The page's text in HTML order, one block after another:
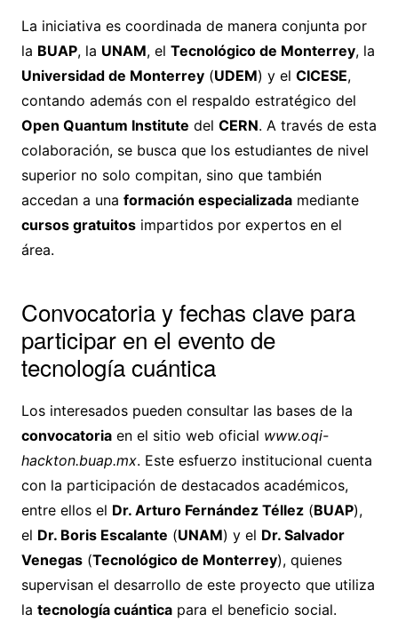
La iniciativa es coordinada de manera conjunta por
la BUAP, la UNAM, el Tecnológico de Monterrey, la
Universidad de Monterrey(UDEM) y el CICESE,
contando además con el respaldo estratégico del
Open Quantum Institute del CERN. A través de esta
colaboración, se busca que los estudiantes de nivel
superior no solo compitan, sino que también
accedan a una formación especializadamediante
cursos gratuitosimpartidos por expertos en el
área.
Convocatoria y fechas clave para
participar en el evento de
tecnología cuántica
Los interesados pueden consultar las bases de la
convocatoriaen el sitio web oficial www.oqi-
hackton.buap.mx. Este esfuerzo institucional cuenta
con la participación de destacados académicos,
entre ellos el Dr. Arturo Fernández Téllez(BUAP),
el Dr. Boris Escalante (UNAM) y el Dr. Salvador
Venegas(Tecnológico de Monterrey), quienes
supervisan el desarrollo de este proyecto que utiliza
la tecnología cuánticapara el beneficio social.